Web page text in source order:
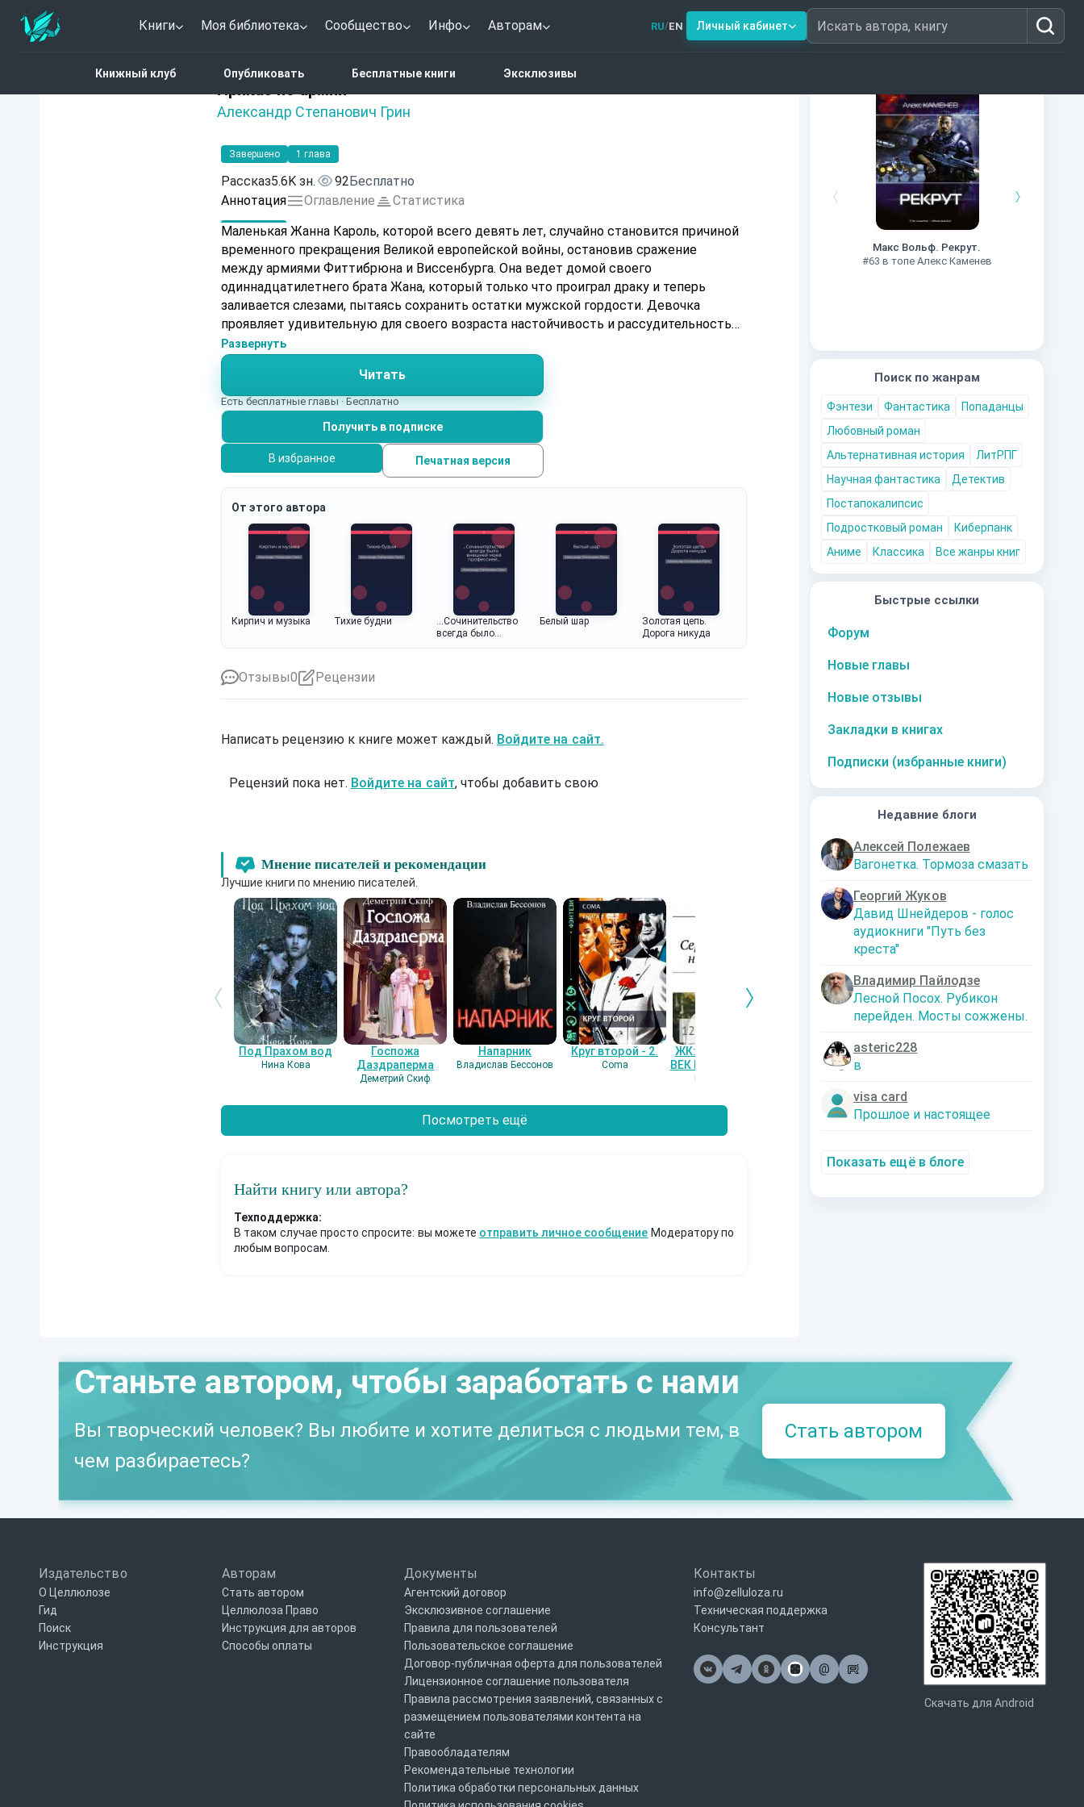
Книги Моя библиотека Сообщество Инфо Авторам RU/EN Личный кабинет Искать автора, книгу
Книжный клуб Опубликовать Бесплатные книги Эксклюзивы
Книги из топ-100
Макс Вольф. Рекрут.
#63 в топе Алекс Каменев
Поиск по жанрам
Фэнтези Фантастика
Попаданцы
Любовный роман
Альтернативная история
ЛитРПГ
Научная фантастика
Детектив
Постапокалипсис
Подростковый роман
Киберпанк
Аниме
Классика Все жанры книг
Быстрые ссылки
Форум
Новые главы
Новые отзывы
Закладки в книгах
Подписки (избранные книги)
Недавние блоги
Алексей Полежаев
Вагонетка. Тормоза смазать
Георгий Жуков
Давид Шнейдеров - голос
аудиокниги "Путь без
креста"
Владимир Пайлодзе
Лесной Посох. Рубикон
перейден. Мосты сожжены.
asteric228
в
visa card
Прошлое и настоящее
Показать ещё в блоге
Приказ по армии
Александр Степанович Грин
Нет оценок
Завершено 1 глава
Рассказ5.6K зн. 92Бесплатно
Аннотация
Оглавление
Статистика
Маленькая Жанна Кароль, которой всего девять лет, случайно становится причиной
временного прекращения Великой европейской войны, остановив сражение
между армиями Фиттибрюна и Виссенбурга. Она ведет домой своего
одиннадцатилетнего брата Жана, который только что проиграл драку и теперь
заливается слезами, пытаясь сохранить остатки мужской гордости. Девочка
проявляет удивительную для своего возраста настойчивость и рассудительность,
утешая брата и одновременно браня его за безрассудство. Эта трогательная и
ироничная история о детской непосредственности, которая способна изменить ход
истории, пусть и на один час.
Развернуть
Читать
Есть бесплатные главы · Бесплатно
Получить в подписке
В избранное Печатная версия
От этого автора
Кирпич и музыка Тихие будни
...Сочинительство
всегда было
Белый шар
Золотая цепь.
Дорога никуда
Отзывы0 Рецензии
Написать рецензию к книге может каждый. Войдите на сайт.
Рецензий пока нет. Войдите на сайт, чтобы добавить свою
Мнение писателей и рекомендации
Лучшие книги по мнению писателей.
Под Прахом вод
Нина Кова
Госпожа
Даздраперма
Деметрий Скиф
Напарник
Владислав Бессонов
Круг второй - 2.
Coma
ЖК: СЕРЕБРЯНЫЙ
ВЕК НАШЕЙ ЛЮБВИ
Гость-121359
Дальняя
экспедиция
Александрович
Кто я? Или как
Посмотреть ещё
Найти книгу или автора?
Техподдержка:
В таком случае просто спросите: вы можете отправить личное сообщение Модератору по
любым вопросам.
Станьте автором, чтобы заработать с нами
Вы творческий человек? Вы любите и хотите делиться с людьми тем, в
чем разбираетесь?
Стать автором
Издательство
О Целлюлозе
Гид
Поиск
Инструкция
Авторам
Стать автором
Целлюлоза Право
Инструкция для авторов
Способы оплаты
Документы
Агентский договор
Эксклюзивное соглашение
Правила для пользователей
Пользовательское соглашение
Договор-публичная оферта для пользователей
Лицензионное соглашение пользователя
Правила рассмотрения заявлений, связанных с
размещением пользователями контента на
сайте
Правообладателям
Рекомендательные технологии
Политика обработки персональных данных
Контакты
info@zelluloza.ru
Техническая поддержка
Консультант
@Почта
Скачать для Android